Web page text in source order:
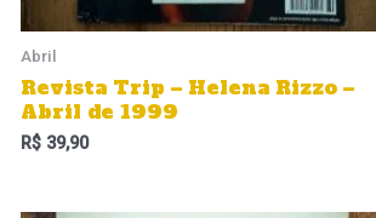
Abril
Revista Trip – Helena Rizzo –
Abril de 1999
R$ 39,90